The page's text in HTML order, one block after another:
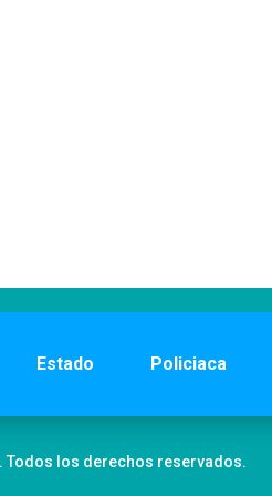
Estado Policiaca
Todos los derechos reservados.